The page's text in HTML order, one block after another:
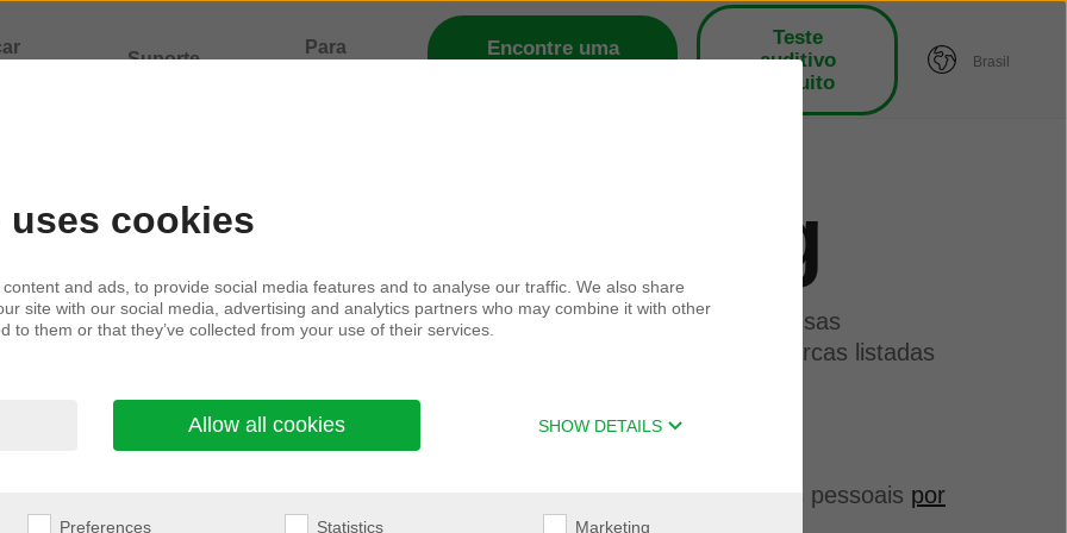
cookies
and ads, to provide social media features and to analyse our traffic. We also share
site with our social media, advertising and analytics partners who may combine it with other
to them or that they’ve collected from your use of their services.
Allow all cookies SHOW DETAILS
Preferences Statistics Marketing
Suporte
Para
Encontre uma
Teste
auditivo
gratuito
Brasil
de marketing
com você com informações de marketing e atualizações sobre nossas
concursos e eventos relacionados às categorias de produtos e marcas listadas
digital utilizamos.
suas informações e seus direitos em relação às suas informações pessoais por
.